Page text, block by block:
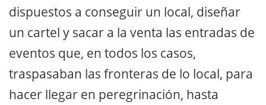
dispuestos a conseguir un local, diseñar
un cartel y sacar a la venta las entradas de
eventos que, en todos los casos,
traspasaban las fronteras de lo local, para
hacer llegar en peregrinación, hasta